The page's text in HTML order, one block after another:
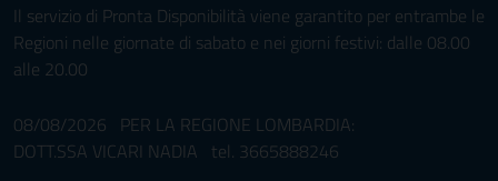
Il servizio di Pronta Disponibilità viene garantito per entrambe le
Regioni nelle giornate di sabato e nei giorni festivi: dalle 08.00
alle 20.00
08/08/2026 PER LA REGIONE LOMBARDIA:
DOTT.SSA VICARI NADIA tel. 3665888246